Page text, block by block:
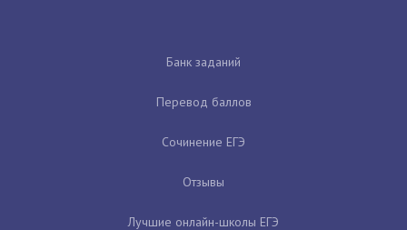
Банк заданий
Перевод баллов
Сочинение ЕГЭ
Отзывы
Лучшие онлайн-школы ЕГЭ